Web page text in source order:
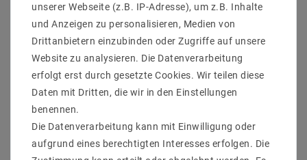
Sicher
einkaufen
Schnelle
Kostenlose
0203-928-789-63
unserer Webseite (z.B. IP-Adresse), um z.B. Inhalte
und Anzeigen zu personalisieren, Medien von
Drittanbietern einzubinden oder Zugriffe auf unsere
Website zu analysieren. Die Datenverarbeitung
erfolgt erst durch gesetzte Cookies. Wir teilen diese
Daten mit Dritten, die wir in den Einstellungen
benennen.
Die Datenverarbeitung kann mit Einwilligung oder
aufgrund eines berechtigten Interesses erfolgen. Die